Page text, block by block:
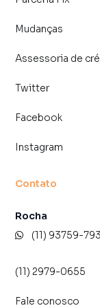
inquilinos.
Mudanças
Assessoria de
Twitter
Facebook
Instagram
Contato
Rocha
(11) 93759-
(11) 2979-0655
Fale conosco